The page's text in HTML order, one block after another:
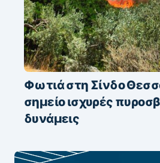
Φωτιά στη Σίνδο
σημείο ισχυρές
δυνάμεις